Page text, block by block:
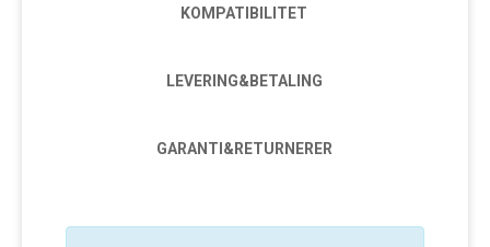
KOMPATIBILITET
LEVERING&BETALING
GARANTI&RETURNERER